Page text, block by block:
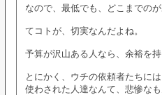
なので、最低でも、どこまでの
てコトが、切実なんだよね。
予算が沢山ある人なら、余裕を
とにかく、ウチの依頼者たちに
使わされた人達なんて、悲惨なも